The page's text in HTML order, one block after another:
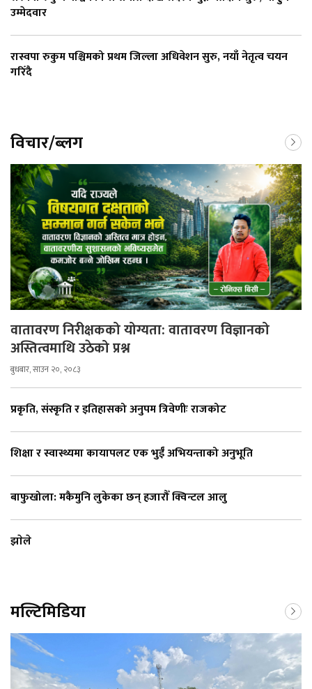
उम्मेदवार
रास्वपा रुकुम पश्चिमको प्रथम जिल्ला अधिवेशन सुरु, नयाँ नेतृत्व चयन
गरिँदै
विचार/ब्लग
वातावरण निरीक्षकको योग्यता: वातावरण विज्ञानको
अस्तित्वमाथि उठेको प्रश्न
बुधबार, साउन २०, २०८३
प्रकृति, संस्कृति र इतिहासको अनुपम त्रिवेणीः राजकोट
शिक्षा र स्वास्थ्यमा कायापलट एक भुईँ अभियन्ताको अनुभूति
बाफुखोला: मकैमुनि लुकेका छन् हजारौँ क्विन्टल आलु
झाेले
मल्टिमिडिया